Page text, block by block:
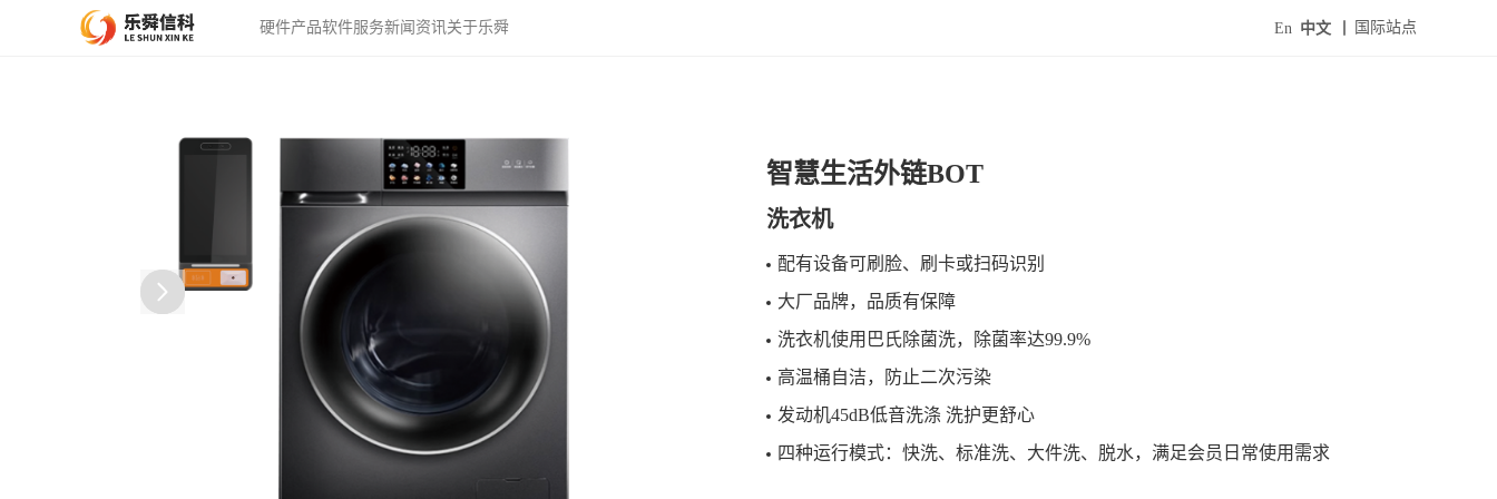
硬件产品软件服务新闻资讯关于乐舜 En 中文 国际站点
智慧生活外链BOT
洗衣机
配有设备可刷脸、刷卡或扫码识别
大厂品牌，品质有保障
洗衣机使用巴氏除菌洗，除菌率达99.9%
高温桶自洁，防止二次污染
发动机45dB低音洗涤 洗护更舒心
四种运行模式：快洗、标准洗、大件洗、脱水，满足会员日常使用需求